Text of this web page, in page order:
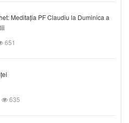
Meditația PF Claudiu la Duminica a
651
635